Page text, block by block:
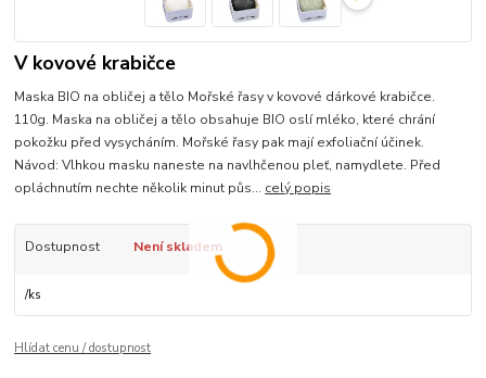
V kovové krabičce
Maska BIO na obličej a tělo Mořské řasy v kovové dárkové krabičce.
110g. Maska na obličej a tělo obsahuje BIO oslí mléko, které chrání
pokožku před vysycháním. Mořské řasy pak mají exfoliační účinek.
Návod: Vlhkou masku naneste na navlhčenou pleť, namydlete. Před
opláchnutím nechte několik minut půs... celý popis
Dostupnost Není skladem
/ks
Hlídat cenu / dostupnost